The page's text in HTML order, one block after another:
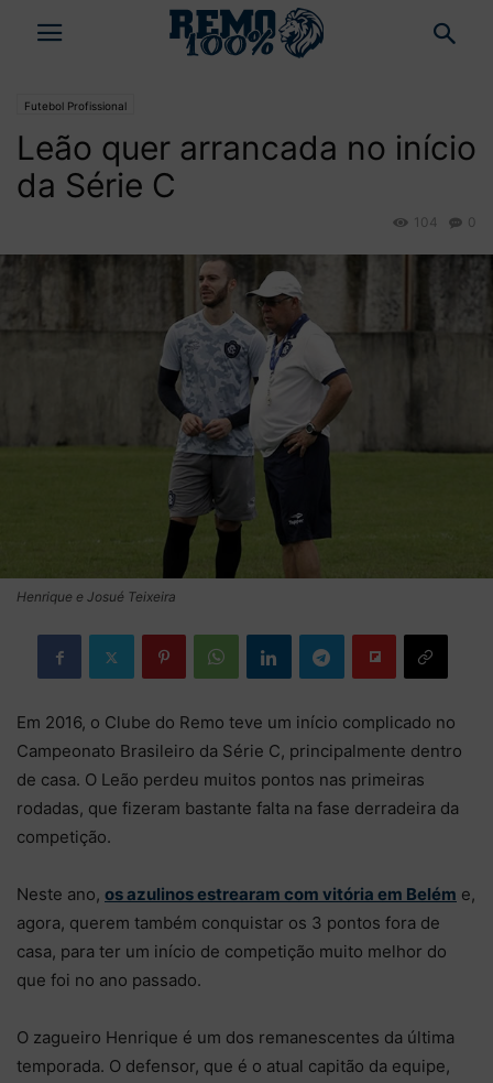
Futebol Profissional
Leão quer arrancada no início
da Série C
0
104
Henrique e Josué Teixeira
Em 2016, o Clube do Remo teve um início complicado no
Campeonato Brasileiro da Série C, principalmente dentro
de casa. O Leão perdeu muitos pontos nas primeiras
rodadas, que fizeram bastante falta na fase derradeira da
competição.
Neste ano, os azulinos estrearam com vitória em Belém e,
agora, querem também conquistar os 3 pontos fora de
casa, para ter um início de competição muito melhor do
que foi no ano passado.
O zagueiro Henrique é um dos remanescentes da última
temporada. O defensor, que é o atual capitão da equipe,